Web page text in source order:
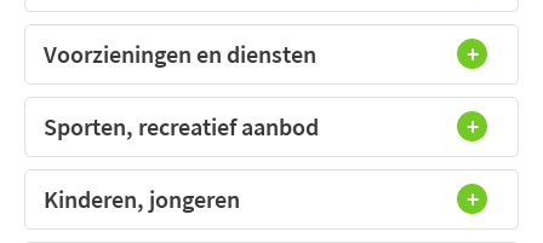
Voorzieningen en diensten
Sporten, recreatief aanbod
Kinderen, jongeren